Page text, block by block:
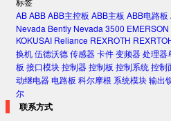
ABABBABB主控板 ABB主板 ABB电路板
Nevada Bently Nevada 3500 EMERSON
KOKUSAI Reliance REXROTH
换机伍德沃德传感器卡件变频器处理器
板 接口模块控制器控制板 控制系统控制
动继电器电路板 科尔摩根 系统模块输出
尔
联系方式